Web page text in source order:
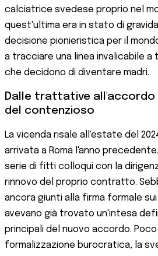
calciatrice svedese proprio nel
quest'ultima era in stato di
decisione pionieristica per il
a tracciare una linea invalicabile
che decidono di diventare madri.
Dalle trattative
del contenzioso
La vicenda risale all'estate del
arrivata a Roma l'anno
serie di fitti colloqui con la
rinnovo del proprio contratto.
ancora giunti alla firma formale
avevano già trovato un'intesa
principali del nuovo accordo.
formalizzazione burocratica, la